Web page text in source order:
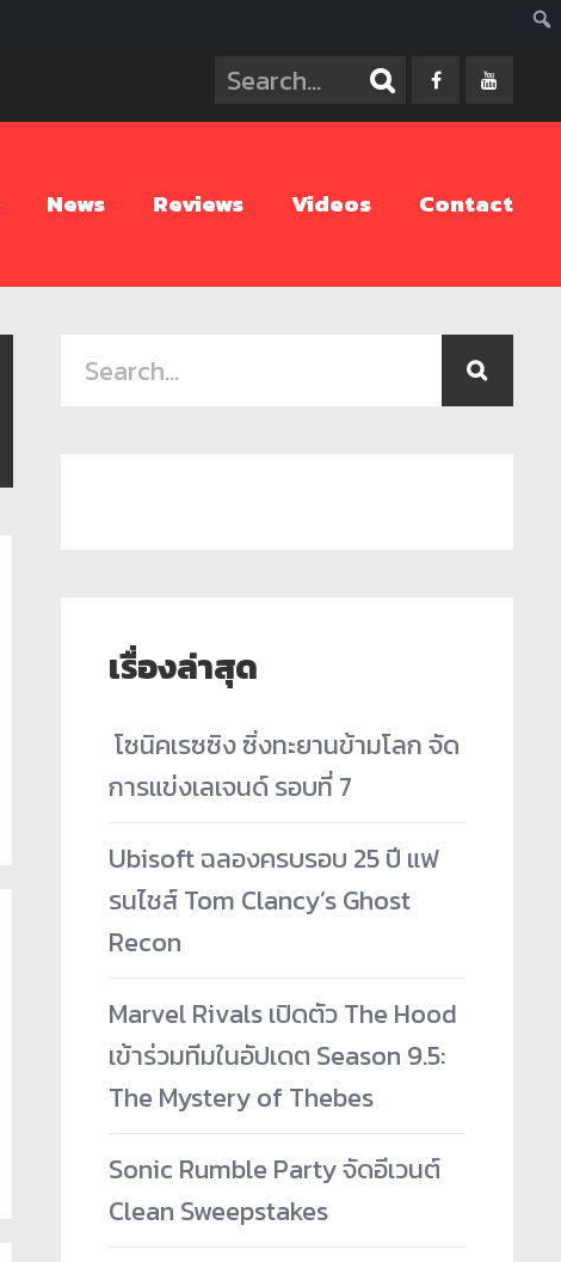
News Reviews Videos Contact
เรื่องล่าสุด
­ โซนิคเรซซิง ซิ่งทะยานข้ามโลก จัด
การแข่งเลเจนด์ รอบที่ 7
Ubisoft ฉลองครบรอบ 25 ปี แฟ
รนไชส์ Tom Clancy’s Ghost
Recon
Marvel Rivals เปิดตัว The Hood
เข้าร่วมทีมในอัปเดต Season 9.5:
The Mystery of Thebes
Sonic Rumble Party จัดอีเวนต์
Clean Sweepstakes